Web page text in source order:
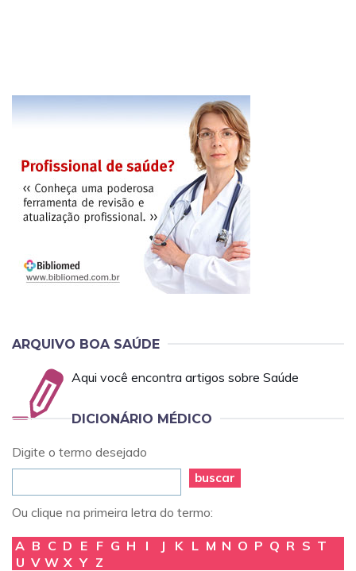
ARQUIVO BOA SAÚDE
Aqui você encontra artigos sobre Saúde
DICIONÁRIO MÉDICO
Digite o termo desejado
buscar
Ou clique na primeira letra do termo:
A B C D E F G H I J K L M N O P Q R S T
U V W X Y Z